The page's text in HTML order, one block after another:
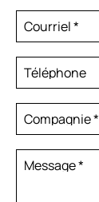
Courriel*
Téléphone
Compagnie*
Message*